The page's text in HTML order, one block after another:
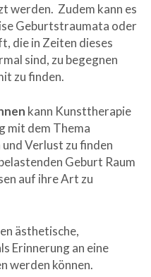
werden. Zudem kann es
Geburtstraumata oder
die in Zeiten dieses
sind, zu begegnen
zu finden.
kann Kunsttherapie
mit dem Thema
Verlust zu finden
Geburt Raum
auf ihre Art zu
ästhetische,
Erinnerung an eine
werden können.